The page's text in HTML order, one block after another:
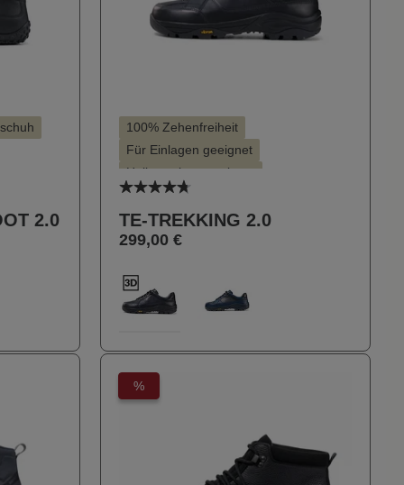
2.0
100% Zehenfreiheit
Für Einlagen geeignet
Hallux valgus geeignet
Hohe Dämpfung
Stil - Sportlich
Durchschnittliche Bewertung von
TE-TREKKING 2.0
299,00 €
100 424
(Diese Option ist zurzeit
%